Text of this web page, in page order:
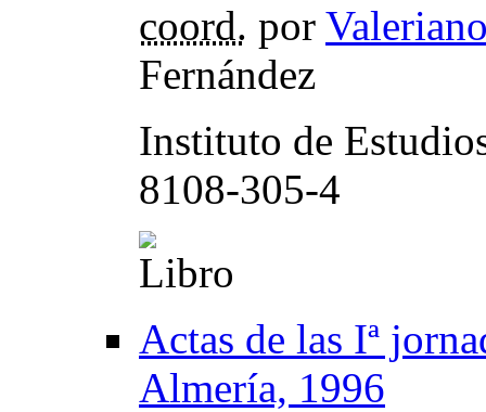
coord. por
Fernández
Instituto de
8108-305-4
Actas de las Iª
Almería, 1996